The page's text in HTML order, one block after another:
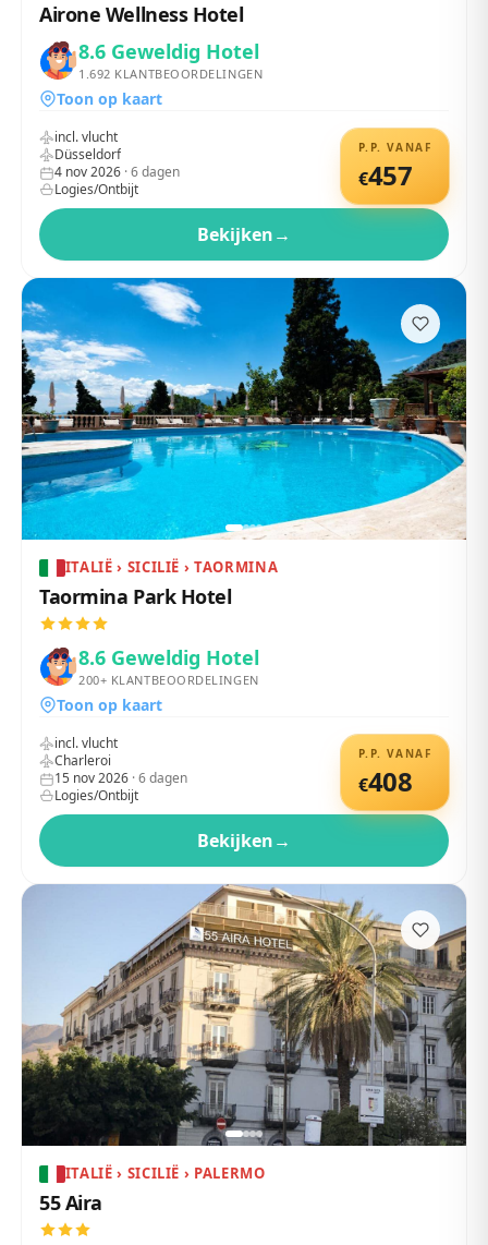
Airone Wellness Hotel
8.6 Geweldig Hotel
1.692 KLANTBEOORDELINGEN
Toon op kaart
P.P. VANAF
€457
incl. vlucht
Düsseldorf
4 nov 2026 ·6dagen
Logies/Ontbijt
Bekijken→
ITALIË › SICILIË › TAORMINA
Taormina Park Hotel
8.6 Geweldig Hotel
200+ KLANTBEOORDELINGEN
Toon op kaart
P.P. VANAF
€408
incl. vlucht
Charleroi
15 nov 2026 ·6dagen
Logies/Ontbijt
Bekijken→
ITALIË › SICILIË › PALERMO
55 Aira